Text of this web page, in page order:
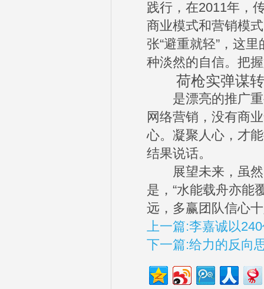
践行，在2011年，
商业模式和营销模
张“避重就轻”，这
种淡然的自信。把
荷枪实弹谋转
是漂亮的推广重
网络营销，没有商
心。凝聚人心，才
结果说话。
展望未来，虽然
是，“水能载舟亦能
远，多赢团队信心
上一篇:李嘉诚以
下一篇:给力的反向